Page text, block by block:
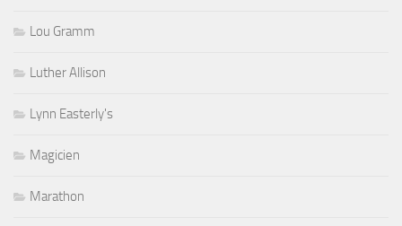
Lou Gramm
Luther Allison
Lynn Easterly's
Magicien
Marathon